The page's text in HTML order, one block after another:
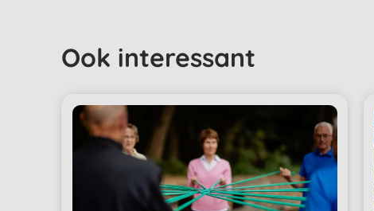
Ook interessant